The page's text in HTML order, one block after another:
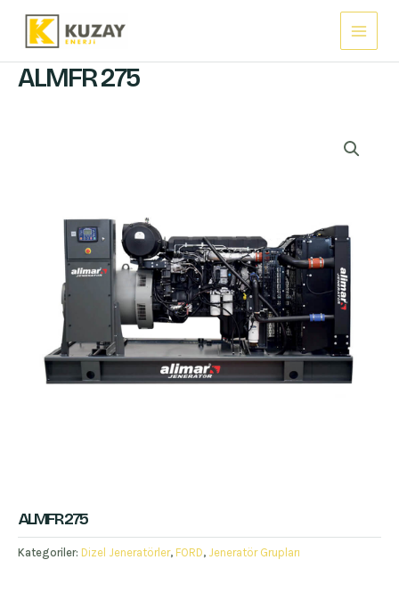
Main
Menu
ALMFR 275
ALMFR 275
Kategoriler: Dizel Jeneratörler, FORD, Jeneratör Grupları